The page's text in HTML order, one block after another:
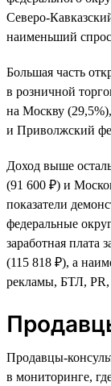
Северо-
наименьший
Большая часть
в розничной
на Москву
и Приволжский
Доход выше
(91 600 ₽) и
показатели
федеральные
заработная плата
(115 818 ₽), а
рекламы, БТЛ, PR,
Продавцы-
в мониторинге,